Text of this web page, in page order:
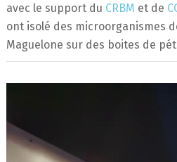
avec le support du CRBM et de
ont isolé des microorganismes
Maguelone sur des boites de